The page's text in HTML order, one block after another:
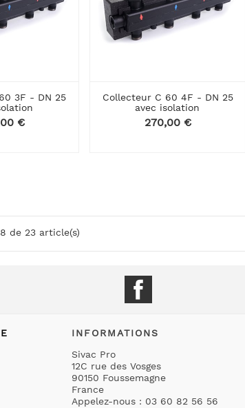
3F - DN 25
€
Collecteur C 60 4F - DN 25
avec isolation
Prix
270,00 €
de 23 article(s)
INFORMATIONS
Sivac Pro
12C rue des Vosges
90150 Foussemagne
France
Appelez-nous : 03 60 82 56 56